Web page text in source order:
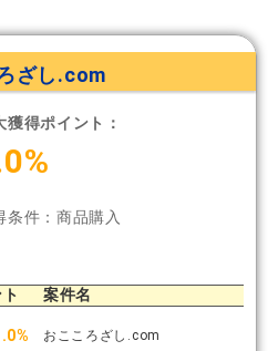
ざし.com
獲得ポイント：
条件：商品購入
案件名
おこころざし.com